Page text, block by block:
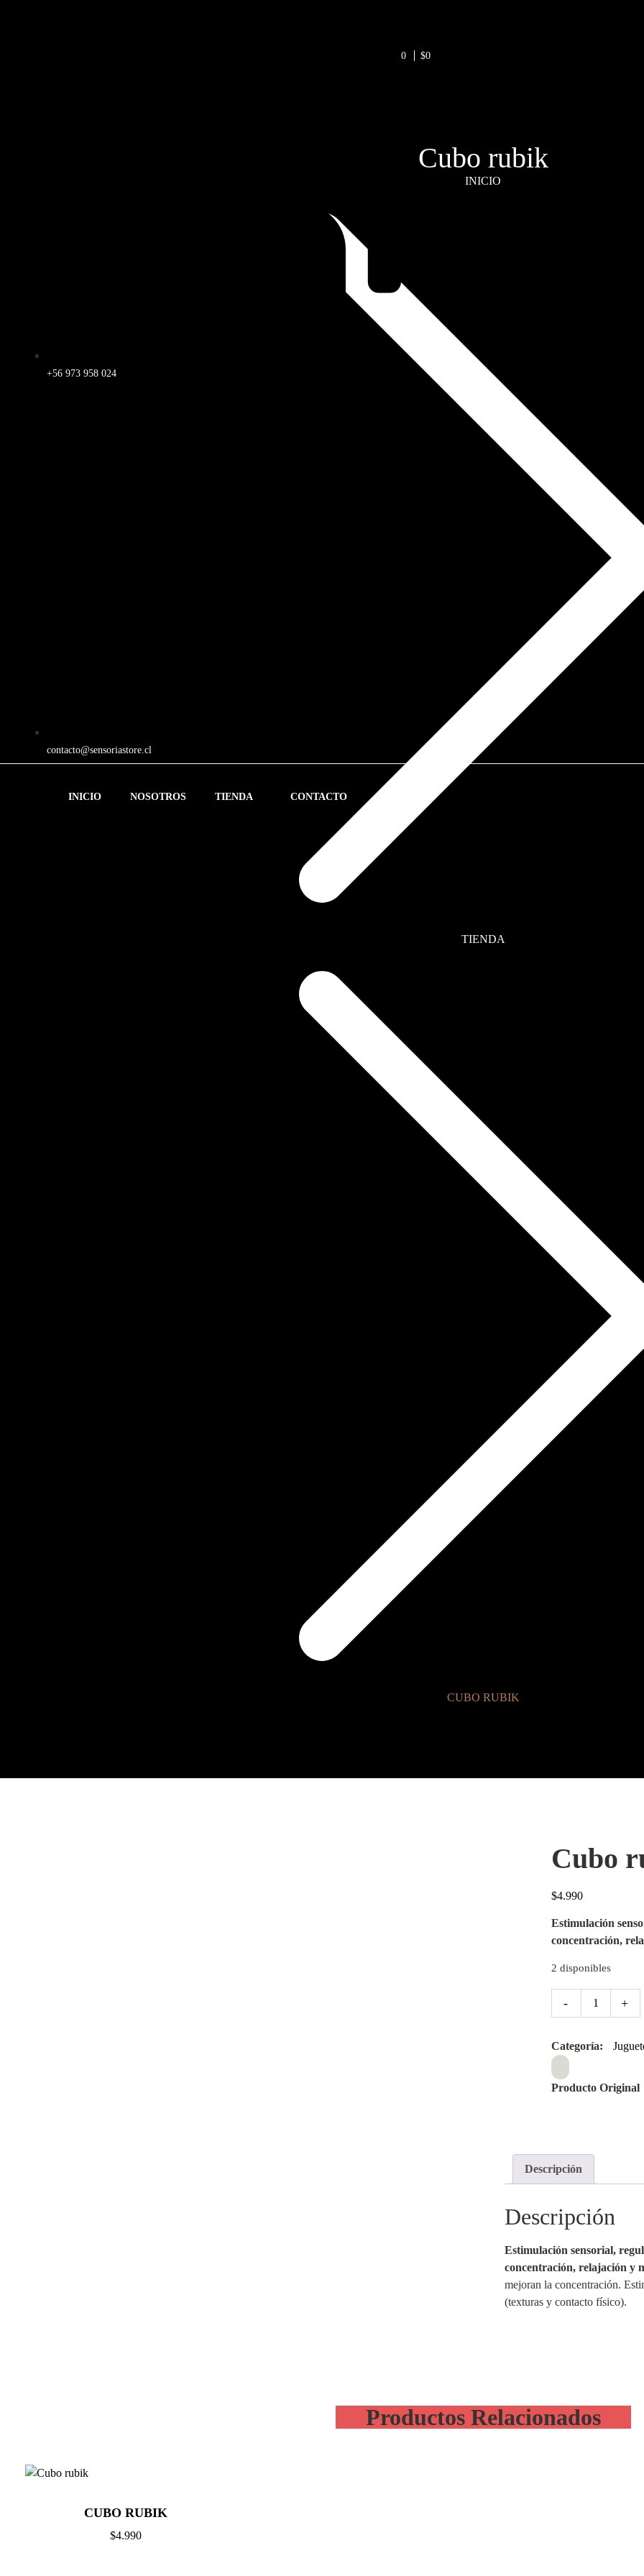
+56 973 958 024
contacto@sensoriastore.cl
0 $0
INICIO NOSOTROS TIENDA CONTACTO
Cubo rubik
INICIO
TIENDA
CUBO RUBIK
Cubo
$4.990
Estimulación
concentración,
2 disponibles
- +
Categoría:
Producto Original
Descripción
Descripción
Estimulación sensorial,
concentración, relajación y
mejoran la concentración.
(texturas y contacto físico).
Productos Relacionados
CUBO RUBIK
$4.990